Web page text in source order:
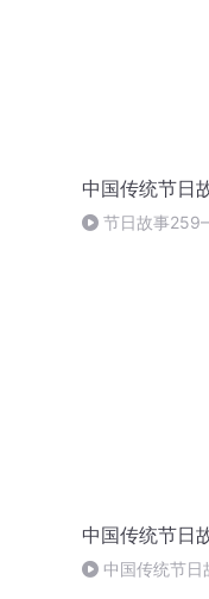
中国传统节日
节日故事
中国传统节日
中国传统节